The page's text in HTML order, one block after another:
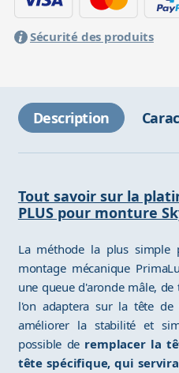
Sécurité des produits
Description
Tout savoir sur la
PLUS pour monture
La méthode la plus simple
montage mécanique
une queue d'aronde mâle,
l'on adaptera sur la tête de
améliorer la stabilité et
possible de remplacer la
tête spécifique, qui servira